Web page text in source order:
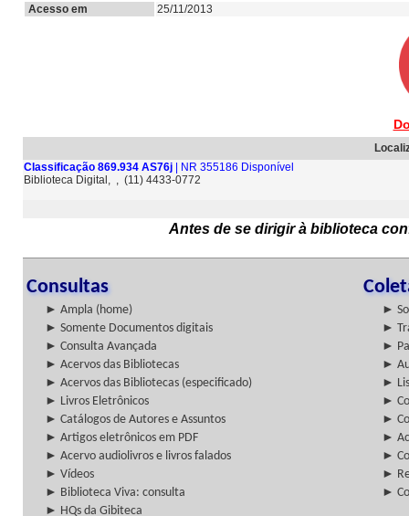
Acesso em
25/11/2013
Classificação 869.934 AS76j | NR 355186 Disponível
Biblioteca Digital, , (11) 4433-0772
Antes de se dirigir à biblioteca
Consultas
► Ampla (home)
►
► Somente Documentos digitais
►
► Consulta Avançada
►
► Acervos das Bibliotecas
►
► Acervos das Bibliotecas (especificado)
►
► Livros Eletrônicos
►
► Catálogos de Autores e Assuntos
►
► Artigos eletrônicos em PDF
►
► Acervo audiolivros e livros falados
►
► Vídeos
►
► Biblioteca Viva: consulta
►
► HQs da Gibiteca